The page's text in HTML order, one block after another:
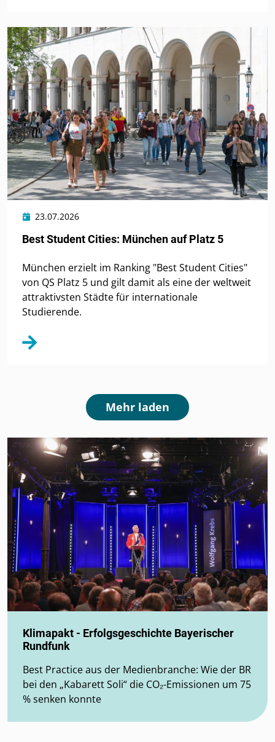
Best Student Cities: München auf Platz 5
23.07.2026
München erzielt im Ranking "Best Student Cities"
von QS Platz 5 und gilt damit als eine der weltweit
attraktivsten Städte für internationale
Studierende.
Mehr laden
Klimapakt - Erfolgsgeschichte Bayerischer
Rundfunk
Best Practice aus der Medienbranche: Wie der BR
bei den „Kabarett Soli“ die CO₂-Emissionen um 75
% senken konnte